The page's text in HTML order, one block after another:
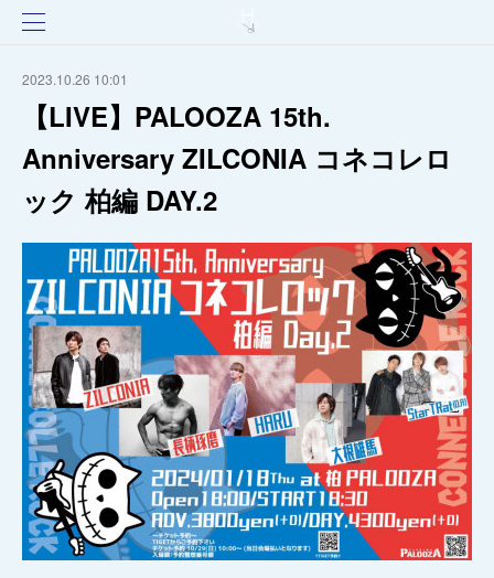
2023.10.26 10:01
【LIVE】PALOOZA 15th.
Anniversary ZILCONIA コネコレロ
ック 柏編 DAY.2